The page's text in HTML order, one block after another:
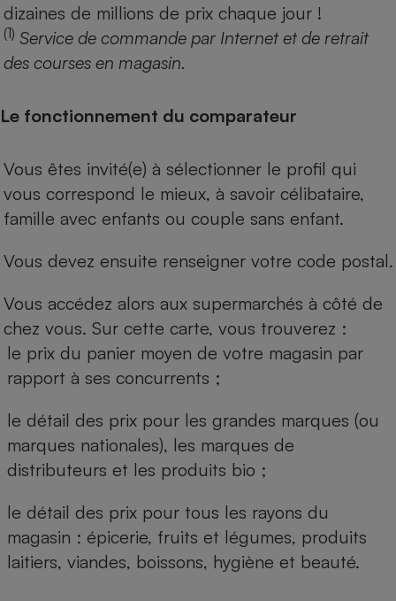
dizaines de millions de prix chaque jour !
(1) Service de commande par Internet et de retrait
des courses en magasin.
Le fonctionnement du comparateur
Vous êtes invité(e) à sélectionner le profil qui
vous correspond le mieux, à savoir célibataire,
famille avec enfants ou couple sans enfant.
Vous devez ensuite renseigner votre code postal.
Vous accédez alors aux supermarchés à côté de
chez vous. Sur cette carte, vous trouverez :
le prix du panier moyen de votre magasin par
rapport à ses concurrents ;
le détail des prix pour les grandes marques (ou
marques nationales), les marques de
distributeurs et les produits bio ;
le détail des prix pour tous les rayons du
magasin : épicerie, fruits et légumes, produits
laitiers, viandes, boissons, hygiène et beauté.